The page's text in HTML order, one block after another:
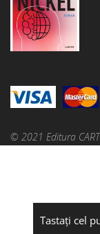
© 2021 Editura